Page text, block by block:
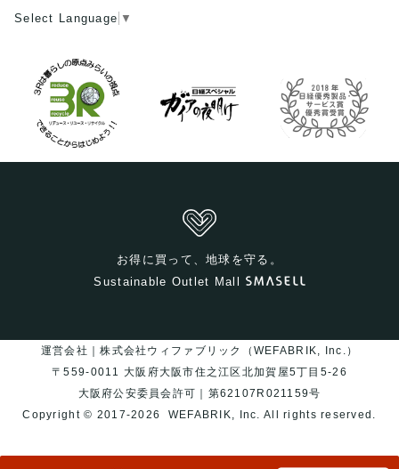
Select Language ▼
お得に買って、地球を守る。
Sustainable Outlet Mall
運営会社｜株式会社ウィファブリック（WEFABRIK, Inc.）
〒559-0011 大阪府大阪市住之江区北加賀屋5丁目5-26
大阪府公安委員会許可｜第62107R021159号
Copyright © 2017-2026
WEFABRIK, Inc.All rights reserved.